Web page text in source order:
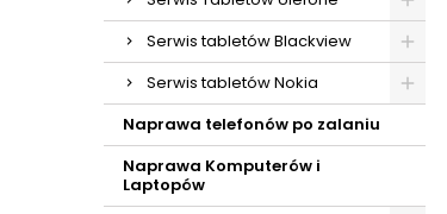
Serwis tabletów Blackview
Serwis tabletów Nokia
Naprawa telefonów po zalaniu
Naprawa Komputerów i
Laptopów